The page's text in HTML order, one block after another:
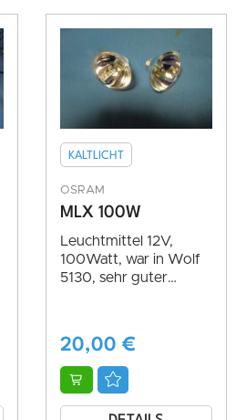
KALTLICHT
OSRAM
MLX 100W
Leuchtmittel 12V,
100Watt, war in Wolf
5130, sehr guter
20,00 €